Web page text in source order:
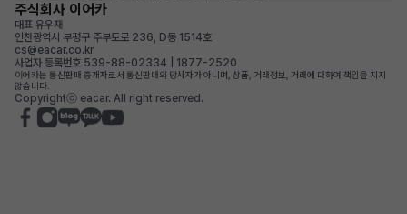
주식회사 이어카
대표 유우재
인천광역시 부평구 주부토로 236, D동 1514호
cs@eacar.co.kr
사업자 등록번호 539-88-02334 | 1877-2520
이어카는 통신판매 중개자로서 통신판매의 당사자가 아니며, 상품, 거래정보, 거래에 대하여 책임을 지지
않습니다.
Copyrightⓒ eacar. All right reserved.